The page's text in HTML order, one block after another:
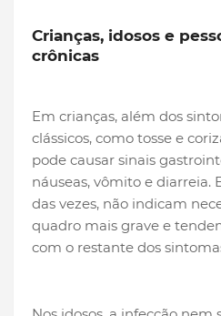
Crianças, idosos e
crônicas
Em crianças, além dos
clássicos, como tosse e
pode causar sinais
náuseas, vômito e diarreia.
das vezes, não indicam
quadro mais grave e
com o restante dos